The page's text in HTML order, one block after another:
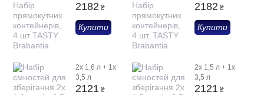
2182 ₴
Купити
2182 ₴
Купити
2х 1,6 л + 1х
3,5 л
2121 ₴
2х 1,5 л + 1х
3,5 л
2121 ₴